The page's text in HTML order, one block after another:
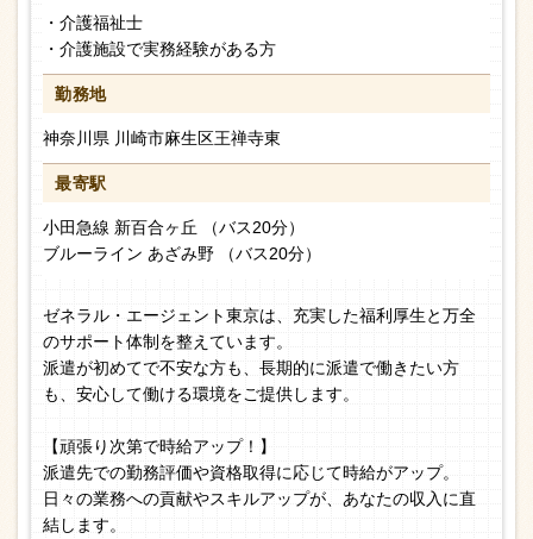
・介護福祉士
・介護施設で実務経験がある方
勤務地
神奈川県 川崎市麻生区王禅寺東
最寄駅
小田急線 新百合ヶ丘 （バス20分）
ブルーライン あざみ野 （バス20分）
ゼネラル・エージェント東京は、充実した福利厚生と万全
のサポート体制を整えています。
派遣が初めてで不安な方も、長期的に派遣で働きたい方
も、安心して働ける環境をご提供します。
【頑張り次第で時給アップ！】
派遣先での勤務評価や資格取得に応じて時給がアップ。
日々の業務への貢献やスキルアップが、あなたの収入に直
結します。